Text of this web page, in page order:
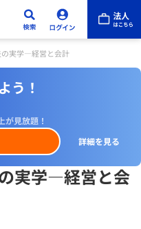
の実学―経営と会計
う！
が見放題！
詳細を見る
実学―経営と会